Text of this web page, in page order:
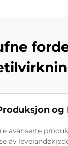
og
avanserte
av